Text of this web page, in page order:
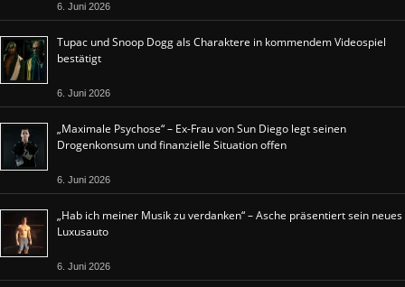
6. Juni 2026
Tupac und Snoop Dogg als Charaktere in kommendem Videospiel
bestätigt
6. Juni 2026
„Maximale Psychose“ – Ex-Frau von Sun Diego legt seinen
Drogenkonsum und finanzielle Situation offen
6. Juni 2026
„Hab ich meiner Musik zu verdanken“ – Asche präsentiert sein neues
Luxusauto
6. Juni 2026